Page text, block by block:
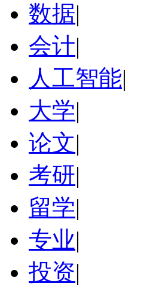
数据|
会计|
人工智能|
大学|
论文|
考研|
留学|
专业|
投资|